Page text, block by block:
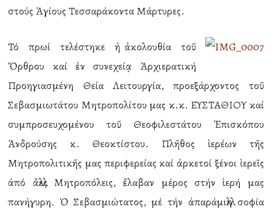
στούς Ἁγίους Τεσσαράκοντα Μάρτυρες.
Τό πρωί τελέστηκε ἡ ἀκολουθία τοῦ
Ὄρθρου καί ἐν συνεχείᾳ Ἀρχιερατική
Προηγιασμένη Θεία Λειτουργία, προεξάρχοντος τοῦ
Σεβασμιωτάτου Μητροπολίτου μας κ.κ. ΕΥΣΤΑΘΙΟΥ καί
συμπροσευχομένου τοῦ Θεοφιλεστάτου Ἐπισκόπου
Ἀνδρούσης κ. Θεοκτίστου. Πλῆθος ἱερέων τῆς
Μητροπολιτικῆς μας περιφερείας καί ἀρκετοί ξένοι ἱερεῖς
ἀπό ἄλλες Μητροπόλεις, ἔλαβαν μέρος στήν ἱερή μας
πανήγυρη. Ὁ Σεβασμιώτατος, μέ τήν ἀπαράμιλλη σοφία